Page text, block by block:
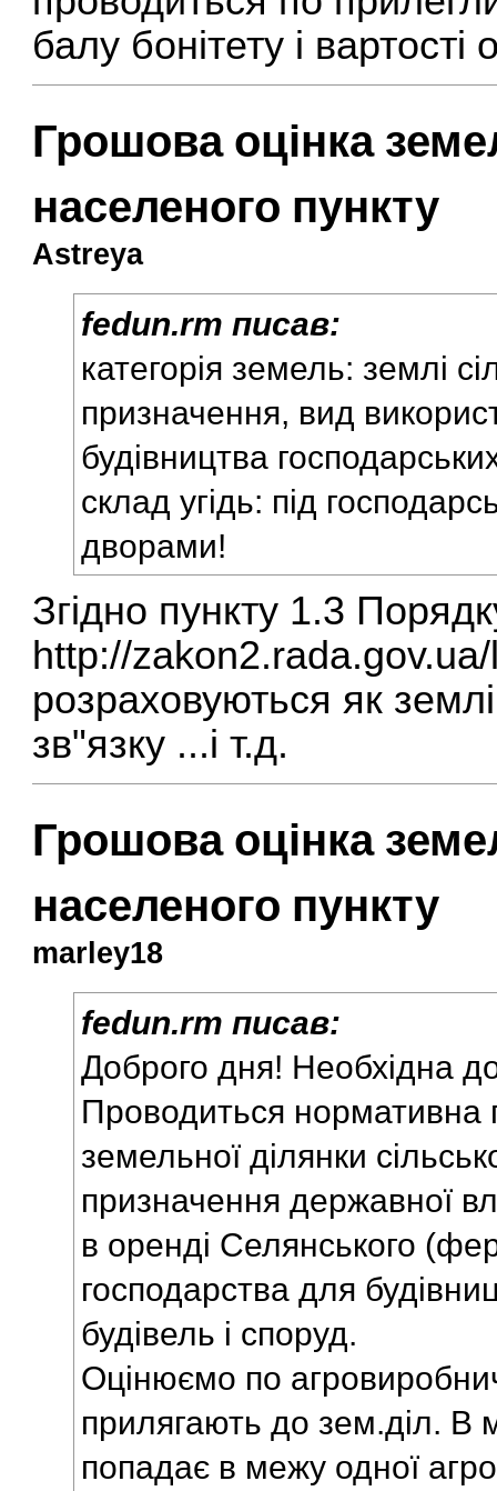
балу бонітету і
Грошова оцінка
населеного пункту
Astreya
fedun.rm писав:
категорія земель: землі
призначення, вид
будівництва
склад угідь: під
дворами!
Згідно пункту 1.3
http://
розраховуються як
зв"язку ...і т.д.
Грошова оцінка
населеного пункту
marley18
fedun.rm писав:
Доброго дня! Необхідна
Проводиться нормативна
земельної ділянки
призначення державної
в оренді Селянського
господарства для
будівель і споруд.
Оцінюємо по
прилягають до зем.діл. В
попадає в межу одної